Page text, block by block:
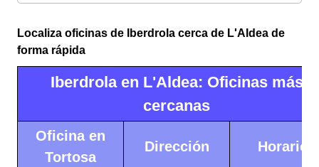
Localiza oficinas de Iberdrola cerca de L'Aldea de
forma rápida
Iberdrola en L'Aldea: Oficinas más
cercanas
Oficina en
Tortosa
Dirección Horario